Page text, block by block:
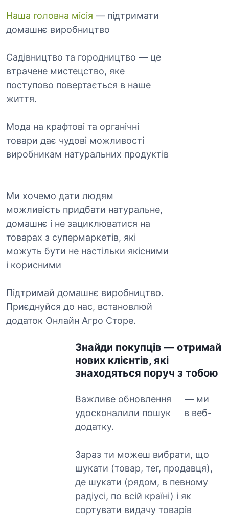
Наша головна місія — підтримати
домашнє виробництво
Садівництво та городництво — це
втрачене мистецство, яке
поступово повертається в наше
життя.
Мода на крафтові та органічні
товари дає чудові можливості
виробникам натуральних продуктів
Ми хочемо дати людям
можливість придбати натуральне,
домашнє і не зациклюватися на
товарах з супермаркетів, які
можуть бути не настільки якісними
і корисними
Підтримай домашнє виробництво.
Приєднуйся до нас, встановлюй
додаток Онлайн Агро Сторе.
Знайди покупців — отримай
нових клієнтів, які
знаходяться поруч з тобою
Важливе обновлення
— ми
удосконалили пошук
в веб-
додатку.
Зараз ти можеш вибрати, що
шукати (товар, тег, продавця),
де шукати (рядом, в певному
радіусі, по всій країні) і як
сортувати видачу товарів